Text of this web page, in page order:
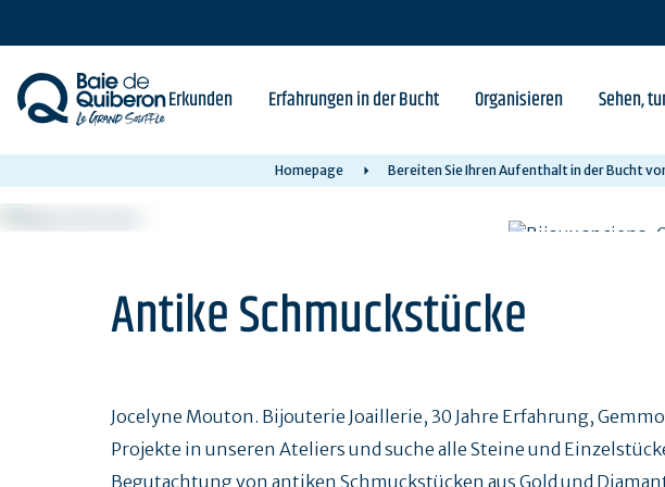
content
Erkunden Erfahrungen in der Bucht Organisieren Sehen,
Homepage Bereiten Sie Ihren Aufenthalt in der Bucht
Antike Schmuckstücke
Jocelyne Mouton. Bijouterie Joaillerie, 30 Jahre Erfahrung,
Projekte in unseren Ateliers und suche alle Steine und
Begutachtung von antiken Schmuckstücken aus Gold und